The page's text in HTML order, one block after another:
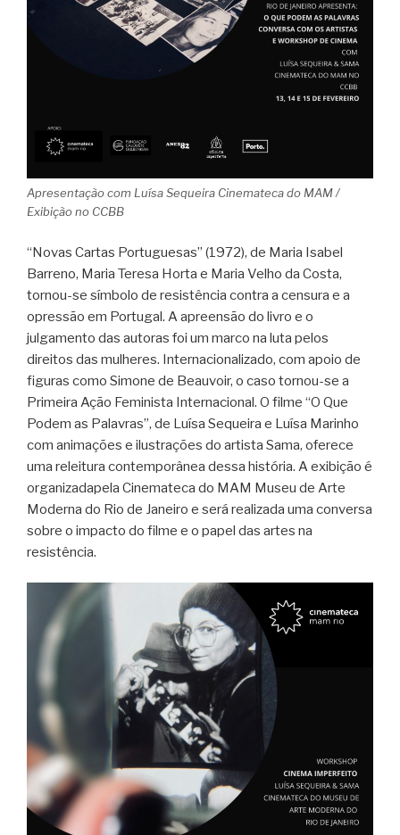
Apresentação com Luísa Sequeira Cinemateca do MAM /
Exibição no CCBB
“Novas Cartas Portuguesas” (1972), de Maria Isabel
Barreno, Maria Teresa Horta e Maria Velho da Costa,
tornou-se símbolo de resistência contra a censura e a
opressão em Portugal. A apreensão do livro e o
julgamento das autoras foi um marco na luta pelos
direitos das mulheres. Internacionalizado, com apoio de
figuras como Simone de Beauvoir, o caso tornou-se a
Primeira Ação Feminista Internacional. O filme “O Que
Podem as Palavras”, de Luísa Sequeira e Luísa Marinho
com animações e ilustrações do artista Sama, oferece
uma releitura contemporânea dessa história. A exibição é
organizadapela Cinemateca do MAM Museu de Arte
Moderna do Rio de Janeiro e será realizada uma conversa
sobre o impacto do filme e o papel das artes na
resistência.